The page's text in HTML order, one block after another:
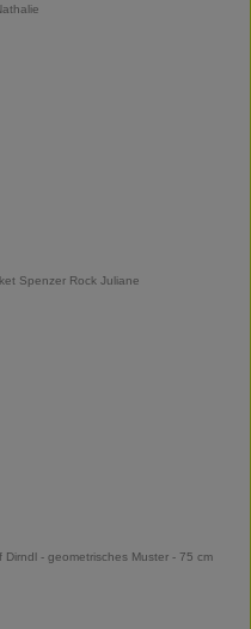
Spenzer Rock Juliane
- geometrisches Muster - 75 cm